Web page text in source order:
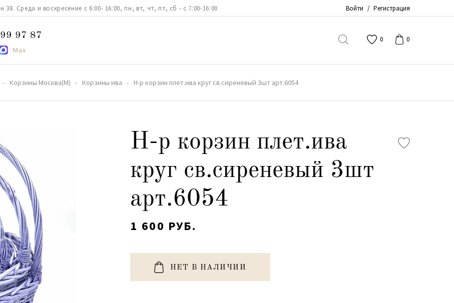
Среда и воскресение с 6:00- 16:00, пн, вт, чт, пт, сб - с 7:00-16:00 Войти / Регистрация
97 87
Max
0 0
Корзины Москва(М) Корзины ива Н-р корзин плет.ива круг св.сиреневый 3шт арт.6054
Н-р корзин плет.ива
круг св.сиреневый 3шт
арт.6054
1 600 РУБ.
НЕТ В НАЛИЧИИ